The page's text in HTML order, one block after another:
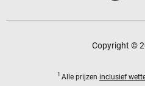
Copyright ©
1 Alle prijzen inclusief